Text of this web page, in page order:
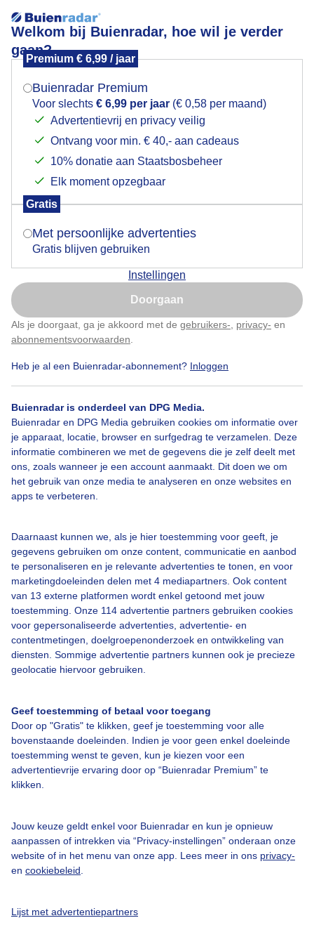
Welkom bij Buienradar, hoe wil je verder
gaan?
Premium € 6,99 / jaar
Buienradar Premium
Voor slechts € 6,99 per jaar (€ 0,58 per maand)
Advertentievrij en privacy veilig
Ontvang voor min. € 40,- aan cadeaus
10% donatie aan Staatsbosbeheer
Elk moment opzegbaar
Gratis
Met persoonlijke advertenties
Gratis blijven gebruiken
Instellingen
Doorgaan
Als je doorgaat, ga je akkoord met de gebruikers- privacy- en
abonnementsvoorwaarden
Heb je al een Buienradar-abonnement? Inloggen
Buienradar is onderdeel van DPG Media.
Buienradar en DPG Media gebruiken cookies om informatie over
je apparaat, locatie, browser en surfgedrag te verzamelen. Deze
informatie combineren we met de gegevens die je zelf deelt met
ons, zoals wanneer je een account aanmaakt. Dit doen we om
het gebruik van onze media te analyseren en onze websites en
apps te verbeteren.
Daarnaast kunnen we, als je hier toestemming voor geeft, je
gegevens gebruiken om onze content, communicatie en aanbod
te personaliseren en je relevante advertenties te tonen, en voor
marketingdoeleinden delen met 4 mediapartners. Ook content
van 13 externe platformen wordt enkel getoond met jouw
toestemming. Onze 114 advertentie partners gebruiken cookies
voor gepersonaliseerde advertenties, advertentie- en
contentmetingen, doelgroepenonderzoek en ontwikkeling van
diensten. Sommige advertentie partners kunnen ook je precieze
geolocatie hiervoor gebruiken.
Geef toestemming of betaal voor toegang
Door op "Gratis" te klikken, geef je toestemming voor alle
bovenstaande doeleinden. Indien je voor geen enkel doeleinde
toestemming wenst te geven, kun je kiezen voor een
advertentievrije ervaring door op “Buienradar Premium” te
klikken.
Jouw keuze geldt enkel voor Buienradar en kun je opnieuw
aanpassen of intrekken via “Privacy-instellingen” onderaan onze
website of in het menu van onze app. Lees meer in ons privacy-
en cookiebeleid
Lijst met advertentiepartners
Bewolkte dag
Door: Hans Stam Gemaakt: 05-05-2026, 43x bekeken
Lente Wolken
Bekijk slideshow
Over Buienradar
Bedrijfsgegevens
Contact
Toegankelijkheid
Gebruikersvoorwaarden
Adverteren
Privacy beleid
Cookie beleid
Gratis weerdata
Mogen we je locatie gebruiken voor het
Indien je hier nog geen akkoord op hebt gegeven,
verschijnt er zo een pop-up uit je browser waarin
Is goed, toon de popup
Nu niet, misschien later
Klik hierom dit aan te passen